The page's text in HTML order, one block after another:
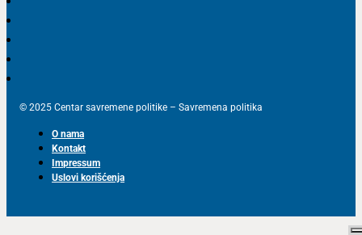
© 2025 Centar savremene politike – Savremena politika
O nama
Kontakt
Impressum
Uslovi korišćenja